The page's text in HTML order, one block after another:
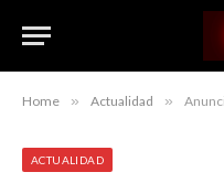
Home » Actualidad » Anuncian
ACTUALIDAD